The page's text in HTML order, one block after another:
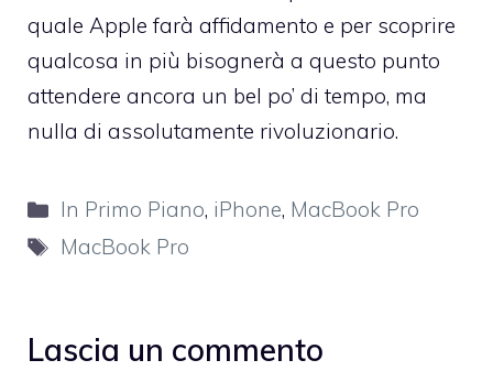
quale Apple farà affidamento e per scoprire
qualcosa in più bisognerà a questo punto
attendere ancora un bel po’ di tempo, ma
nulla di assolutamente rivoluzionario.
Categorie
In Primo Piano, iPhone, MacBook Pro
Tag
MacBook Pro
Lascia un commento